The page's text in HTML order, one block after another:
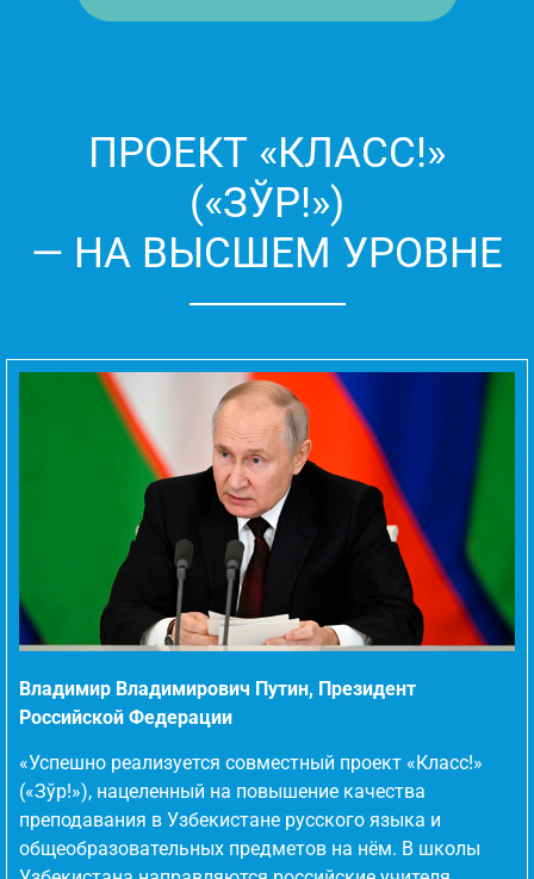
ПРОЕКТ «КЛАСС!»
(«ЗЎР!»)
— НА ВЫСШЕМ УРОВНЕ
Владимир Владимирович Путин, Президент
Российской Федерации
«Успешно реализуется совместный проект «Класс!»
(«Зўр!»), нацеленный на повышение качества
преподавания в Узбекистане русского языка и
общеобразовательных предметов на нём. В школы